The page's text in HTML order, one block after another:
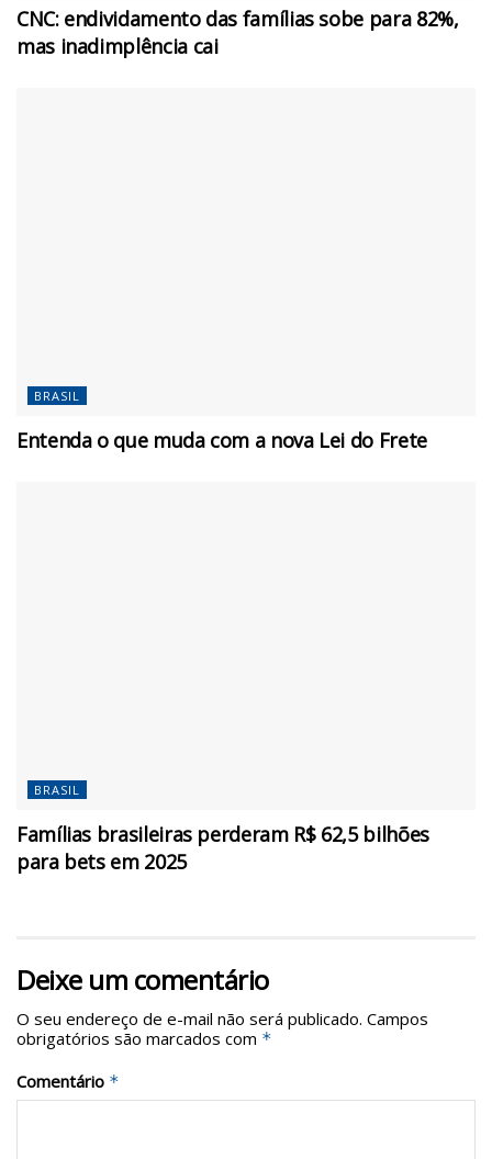
CNC: endividamento das famílias sobe para 82%,
mas inadimplência cai
BRASIL
Entenda o que muda com a nova Lei do Frete
BRASIL
Famílias brasileiras perderam R$ 62,5 bilhões
para bets em 2025
Deixe um comentário
O seu endereço de e-mail não será publicado. Campos
obrigatórios são marcados com *
Comentário *